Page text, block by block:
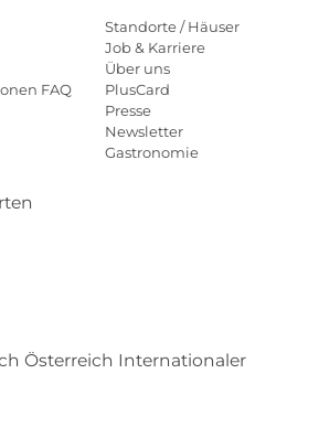
FAQ
Standorte / Häuser
Job & Karriere
Über uns
PlusCard
Presse
Newsletter
Gastronomie
Österreich Internationaler